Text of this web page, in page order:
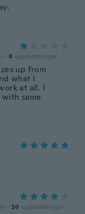
· 8 uppladdningar
up from
what I
at all. I
same
· 20 uppladdningar